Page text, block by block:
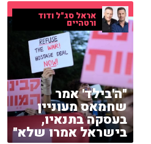
אראל סג"ל ודוד
ורטהיים
"ה'בילד' אמר
שחמאס מעוניין
בעסקה בתנאיו,
בישראל אמרו שלא"